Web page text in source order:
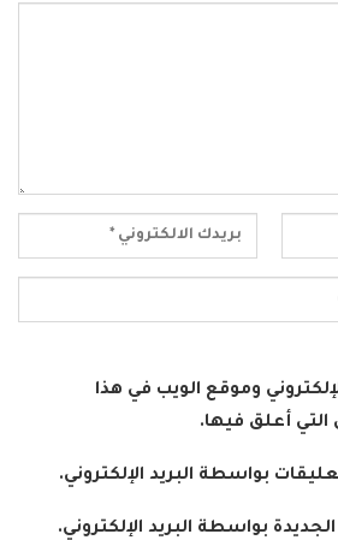
وموقع الويب في هذا
التي أعلق فيها.
بواسطة البريد الإلكتروني.
بواسطة البريد الإلكتروني.